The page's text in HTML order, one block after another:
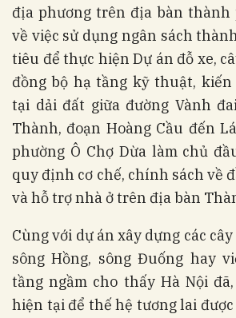
địa phương trên địa bàn thành
về việc sử dụng ngân sách
tiêu để thực hiện Dự án đỗ xe,
đồng bộ hạ tầng kỹ thuật,
tại dải đất giữa đường Vành
Thành, đoạn Hoàng Cầu đến
phường Ô Chợ Dừa làm chủ
quy định cơ chế, chính sách về
và hỗ trợ nhà ở trên địa bàn
Cùng với dự án xây dựng các
sông Hồng, sông Đuống hay
tầng ngầm cho thấy Hà Nội
hiện tại để thế hệ tương lai